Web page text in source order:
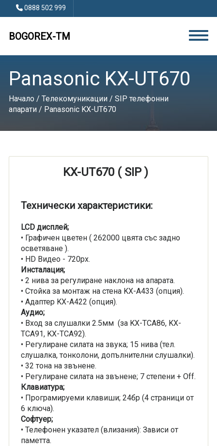
0888 502 999
BOGOREX-TM
Panasonic KX-UT670
Начало/ Телекомуникации/ SIP телефонни
апарати/ Panasonic KX-UT670
KX-UT670 ( SIP )
Технически характеристики:
LCD дисплей;
• Графичен цветен ( 262000 цвята със задно
осветяване ).
• HD Видео - 720px.
Инсталация;
• 2 нива за регулиране наклона на апарата.
• Стойка за монтаж на стена KX-A433 (опция).
• Адаптер KX-A422 (опция).
Аудио;
• Вход за слушалки 2.5мм (за KX-TCA86, KX-
TCA91, KX-TCA92).
• Регулиране силата на звука; 15 нива (тел.
слушалка, тонколони, допълнителни слушалки).
• 32 тона на звънене.
• Регулиране силата на звънене; 7 степени + Off.
Клавиатура;
• Програмируеми клавиши; 24бр (4 страници от
6 ключа).
Софтуер;
• Телефонен указател (влизания): Зависи от
паметта.